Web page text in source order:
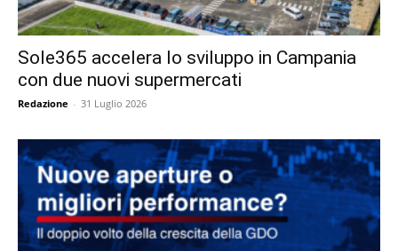
Sole365 accelera lo sviluppo in Campania
con due nuovi supermercati
Redazione - 31 Luglio 2026